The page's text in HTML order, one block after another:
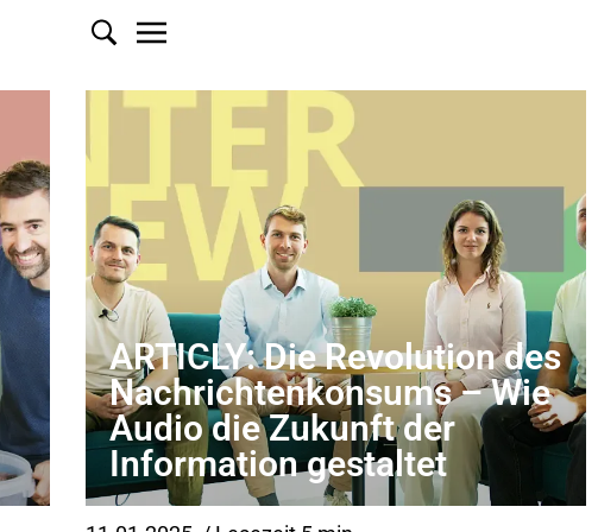
ARTICLY: Die Revolution des
Nachrichtenkonsums – Wie
Audio die Zukunft der
Information gestaltet